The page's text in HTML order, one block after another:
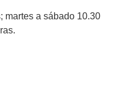
martes a sábado 10.30